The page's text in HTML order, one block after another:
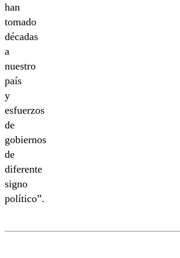
han
tomado
décadas
a
nuestro
país
y
esfuerzos
de
gobiernos
de
diferente
signo
político”.